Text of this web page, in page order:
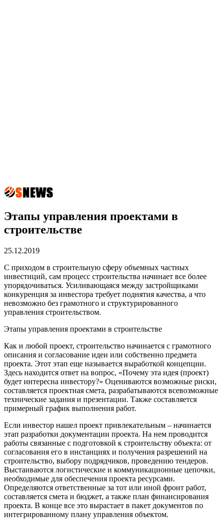
Этапы управления проектами в
строительстве
25.12.2019
С приходом в строительную сферу объемных частных
инвестиций, сам процесс строительства начинает все более
упорядочиваться. Усиливающаяся между застройщиками
конкуренция за инвестора требует поднятия качества, а что
невозможно без грамотного и структурированного
управления строительством.
Этапы управления проектами в строительстве
Как и любой проект, строительство начинается с грамотного
описания и согласование идеи или собственно предмета
проекта. Этот этап еще называется выработкой концепции.
Здесь находится ответ на вопрос, «Почему эта идея (проект)
будет интересна инвестору?» Оцениваются возможные риски,
составляется проектная смета, разрабатываются всевозможные
технические задания и презентации. Также составляется
примерный график выполнения работ.
Если инвестор нашел проект привлекательным – начинается
этап разработки документации проекта. На нем проводится
работы связанные с подготовкой к строительству объекта: от
согласования его в инстанциях и получения разрешений на
строительство, выбору подрядчиков, проведению тендеров.
Выстаиваются логистические и коммуникационные цепочки,
необходимые для обеспечения проекта ресурсами.
Определяются ответственные за тот или иной фронт работ,
составляется смета и бюджет, а также план финансирования
проекта. В конце все это вырастает в пакет документов по
интегрированному плану управления объектом.